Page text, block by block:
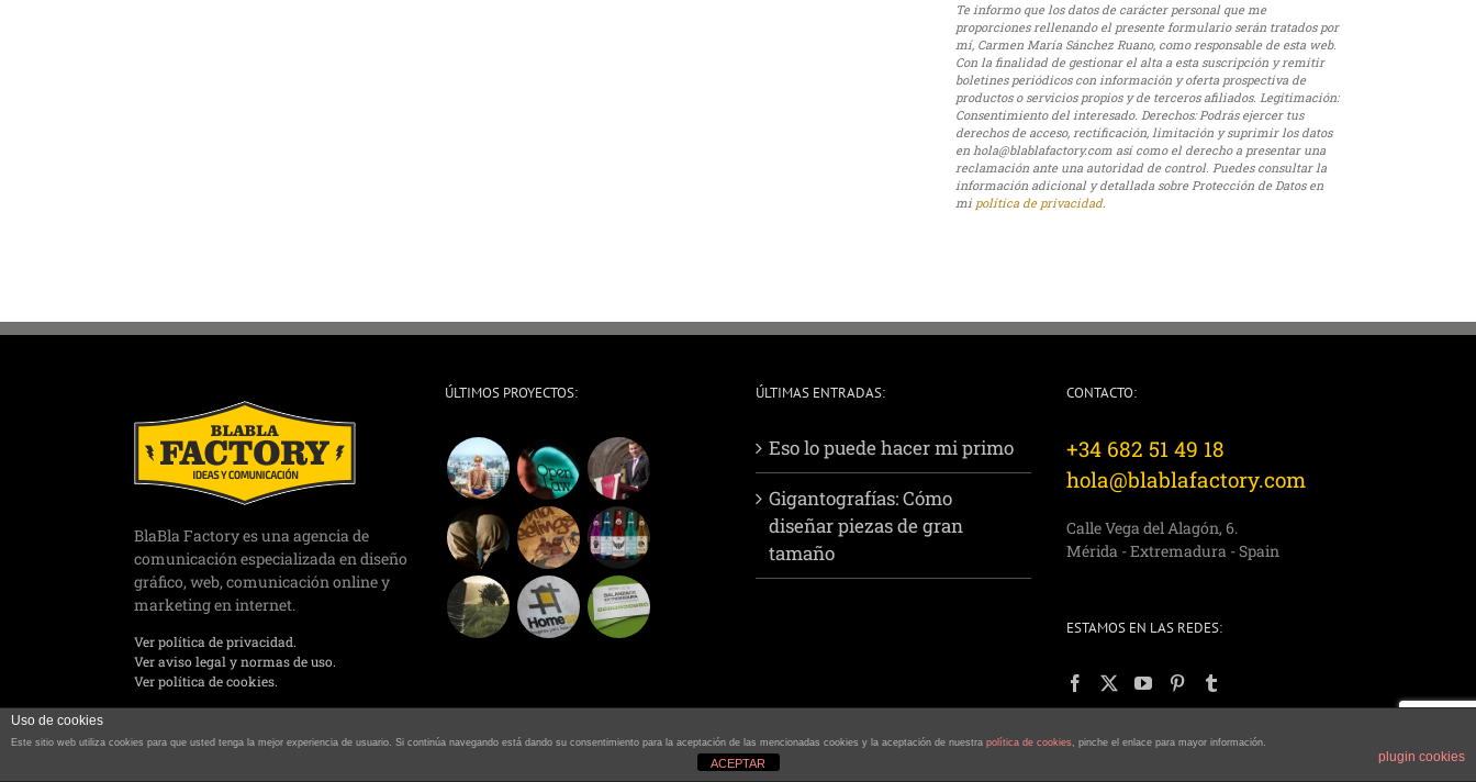
Te informo que los datos de carácter personal que me
proporciones rellenando el presente formulario serán tratados por
mí, Carmen María Sánchez Ruano, como responsable de esta web.
Con la finalidad de gestionar el alta a esta suscripción y remitir
boletines periódicos con información y oferta prospectiva de
productos o servicios propios y de terceros afiliados. Legitimación:
Consentimiento del interesado. Derechos: Podrás ejercer tus
derechos de acceso, rectificación, limitación y suprimir los datos
en hola@blablafactory.com así como el derecho a presentar una
reclamación ante una autoridad de control. Puedes consultar la
información adicional y detallada sobre Protección de Datos en
mi política de privacidad.
BlaBla Factory es una agencia de
comunicación especializada en diseño
gráfico, web, comunicación online y
marketing en internet.
Ver política de privacidad.
Ver aviso legal y normas de uso.
Ver política de cookies.
ÚLTIMOS PROYECTOS: ÚLTIMAS ENTRADAS:
Eso lo puede hacer mi primo
Gigantografías: Cómo
diseñar piezas de gran
tamaño
CONTACTO:
+34 682 51 49 18
hola@blablafactory.com
Calle Vega del Alagón, 6.
Mérida - Extremadura - Spain
ESTAMOS EN LAS REDES:
Uso de cookies
Este sitio web utiliza cookies para que usted tenga la mejor experiencia de usuario. Si continúa navegando está dando su consentimiento para la aceptación de las mencionadas cookies y la aceptación de nuestra política de cookies , pinche el enlace para mayor información.
plugin cookies
ACEPTAR